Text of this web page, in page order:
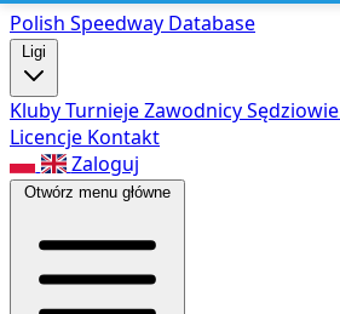
Polish Speedway Database
Ligi
KlubyTurniejeZawodnicySędziowie
Licencje Kontakt
Zaloguj
Otwórz menu główne